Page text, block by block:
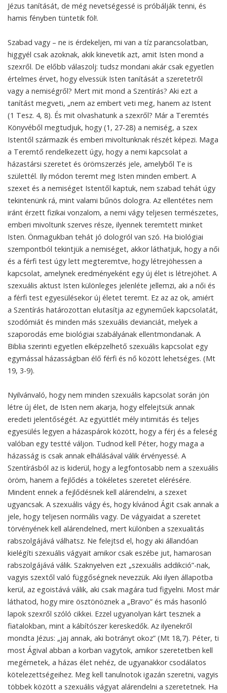
Jézus tanítását, de még nevetségessé is próbálják tenni, és
hamis fényben tüntetik föl!.
Szabad vagy – ne is érdekeljen, mi van a tíz parancsolatban,
higgyél csak azoknak, akik kinevetik azt, amit Isten mond a
szexről. De előbb válaszolj: tudsz mondani akár csak egyetlen
értelmes érvet, hogy elvessük Isten tanítását a szeretetről
vagy a nemiségről? Mert mit mond a Szentírás? Aki ezt a
tanítást megveti, „nem az embert veti meg, hanem az Istent
(1 Tesz. 4, 8). És mit olvashatunk a szexről? Már a Teremtés
Könyvéből megtudjuk, hogy (1, 27-28) a nemiség, a szex
Istentől származik és emberi mivoltunknak részét képezi. Maga
a Teremtő rendelkezett úgy, hogy a nemi kapcsolat a
házastársi szeretet és örömszerzés jele, amelyből Te is
születtél. Ily módon teremt meg Isten minden embert. A
szexet és a nemiséget Istentől kaptuk, nem szabad tehát úgy
tekintenünk rá, mint valami bűnös dologra. Az ellentétes nem
iránt érzett fizikai vonzalom, a nemi vágy teljesen természetes,
emberi mivoltunk szerves része, ilyennek teremtett minket
Isten. Önmagukban tehát jó dologról van szó. Ha biológiai
szempontból tekintjük a nemiséget, akkor láthatjuk, hogy a női
és a férfi test úgy lett megteremtve, hogy létrejöhessen a
kapcsolat, amelynek eredményeként egy új élet is létrejöhet. A
szexuális aktust Isten különleges jelenléte jellemzi, aki a női és
a férfi test egyesülésekor új életet teremt. Ez az az ok, amiért
a Szentírás határozottan elutasítja az egyneműek kapcsolatát,
szodómiát és minden más szexuális devianciát, melyek a
szaporodás eme biológiai szabályának ellentmondanak. A
Biblia szerinti egyetlen elképzelhető szexuális kapcsolat egy
egymással házasságban élő férfi és nő között lehetséges. (Mt
19, 3-9).
Nyilvánvaló, hogy nem minden szexuális kapcsolat során jön
létre új élet, de Isten nem akarja, hogy elfelejtsük annak
eredeti jelentőségét. Az együttlét mély intimitás és teljes
egyesülés legyen a házaspárok között, hogy a férj és a feleség
valóban egy testté váljon. Tudnod kell Péter, hogy maga a
házasság is csak annak elhálásával válik érvényessé. A
Szentírásból az is kiderül, hogy a legfontosabb nem a szexuális
öröm, hanem a fejlődés a tökéletes szeretet elérésére.
Mindent ennek a fejlődésnek kell alárendelni, a szexet
ugyancsak. A szexuális vágy és, hogy kívánod Ágit csak annak a
jele, hogy teljesen normális vagy. De vágyaidat a szeretet
törvényének kell alárendelned, mert különben a szexualitás
rabszolgájává válhatsz. Ne felejtsd el, hogy aki állandóan
kielégíti szexuális vágyait amikor csak eszébe jut, hamarosan
rabszolgájává válik. Szaknyelven ezt „szexuális addikció”-nak,
vagyis szextől való függőségnek nevezzük. Aki ilyen állapotba
kerül, az egoistává válik, aki csak magára tud figyelni. Most már
láthatod, hogy mire ösztönöznek a „Bravo” és más hasonló
lapok szexről szóló cikkei. Ezzel ugyanolyan kárt tesznek a
fiatalokban, mint a kábítószer kereskedők. Az ilyenekről
mondta Jézus: „jaj annak, aki botrányt okoz” (Mt 18,7). Péter, ti
most Ágival abban a korban vagytok, amikor szeretetben kell
megérnetek, a házas élet nehéz, de ugyanakkor csodálatos
kötelezettségeihez. Meg kell tanulnotok igazán szeretni, vagyis
többek között a szexuális vágyat alárendelni a szeretetnek. Ha